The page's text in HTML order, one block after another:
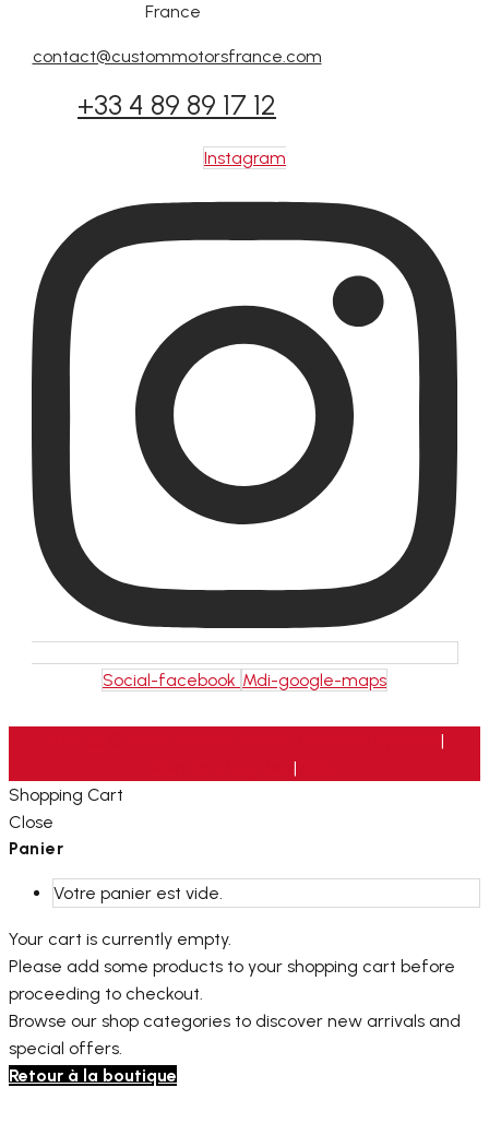
France
contact@custommotorsfrance.com
+33 4 89 89 17 12
Instagram
Social-facebook Mdi-google-maps
|
|
Shopping Cart
Close
Panier
Votre panier est vide.
Your cart is currently empty.
Please add some products to your shopping cart before
proceeding to checkout.
Browse our shop categories to discover new arrivals and
special offers.
Retour à la boutique